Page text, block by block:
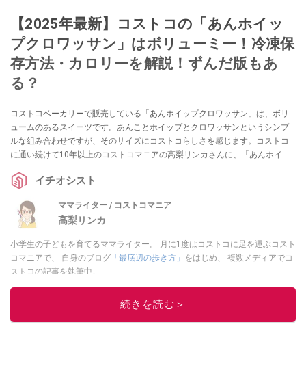
【2025年最新】コストコの「あんホイッ
プクロワッサン」はボリューミー！冷凍保
存方法・カロリーを解説！ずんだ版もあ
る？
コストコベーカリーで販売している「あんホイップクロワッサン」は、ボリ
ュームのあるスイーツです。あんことホイップとクロワッサンというシンプ
ルな組み合わせですが、そのサイズにコストコらしさを感じます。コストコ
に通い続けて10年以上のコストコマニアの高梨リンカさんに、「あんホイッ
再販は？」や「冷凍できる？」、「カロリーが気になる……」という方に向け
てくれています！
イチオシスト
ママライター / コストコマニア
高梨リンカ
小学生の子どもを育てるママライター。 月に1度はコストコに足を運ぶコスト
コマニアで、 自身のブログ 「最底辺の歩き方」 をはじめ、 複数メディアでコ
ストコの記事を執筆中。
このイチオシストの他の記事を読む
続きを読む＞